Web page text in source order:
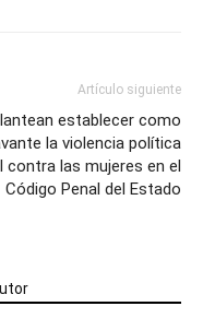
Artículo siguiente
establecer como
la violencia política
contra las mujeres en el
Código Penal del Estado